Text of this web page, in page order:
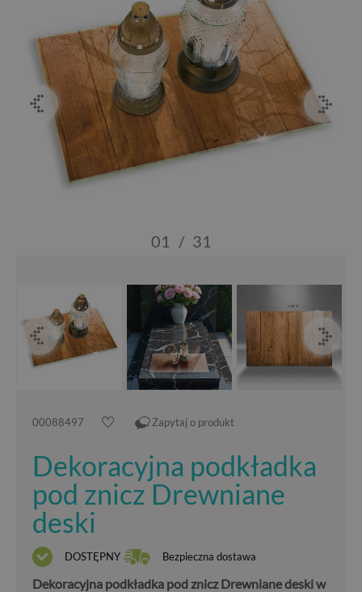
01 / 31
00088497 Zapytaj o produkt
Dekoracyjna podkładka
pod znicz Drewniane
deski
DOSTĘPNY Bezpieczna dostawa
Dekoracyjna podkładka pod znicz Drewniane deski w